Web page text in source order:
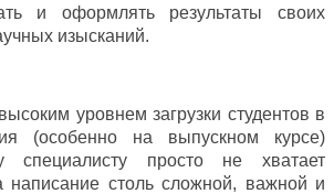
и оформлять результаты своих
изысканий.
уровнем загрузки студентов в
(особенно на выпускном курсе)
специалисту просто не хватает
столь сложной, важной и